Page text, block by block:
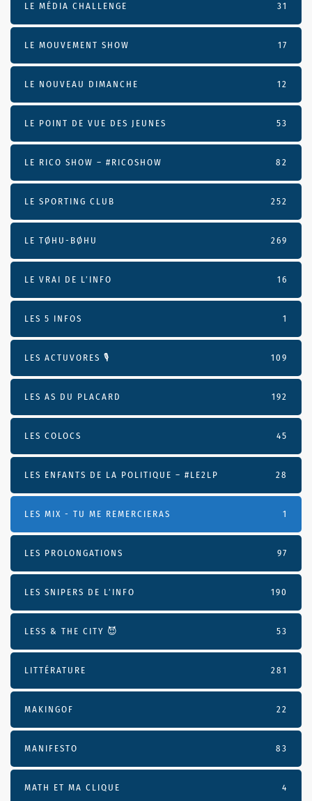
LE MÉDIA CHALLENGE 31
LE MOUVEMENT SHOW 17
LE NOUVEAU DIMANCHE 12
LE POINT DE VUE DES JEUNES 53
LE RICO SHOW – #RICOSHOW 82
LE SPORTING CLUB 252
LE TØHU-BØHU 269
LE VRAI DE L’INFO 16
LES 5 INFOS 1
LES ACTUVORES 🎙 109
LES AS DU PLACARD 192
LES COLOCS 45
LES ENFANTS DE LA POLITIQUE – #LE2LP 28
LES MIX - TU ME REMERCIERAS 1
LES PROLONGATIONS 97
LES SNIPERS DE L’INFO 190
LESS & THE CITY 😈 53
LITTÉRATURE 281
MAKINGOF 22
MANIFESTO 83
MATH ET MA CLIQUE 4